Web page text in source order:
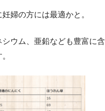
婦の方には最適かと。
ウム、亜鉛なども豊富に含